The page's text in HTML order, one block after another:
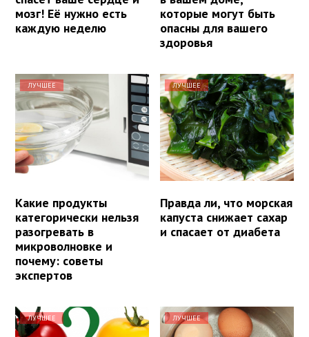
мозг! Её нужно есть
каждую неделю
которые могут быть
опасны для вашего
здоровья
ЛУЧШЕЕ
Какие продукты
категорически нельзя
разогревать в
микроволновке и
почему: советы
экспертов
ЛУЧШЕЕ
Правда ли, что морская
капуста снижает сахар
и спасает от диабета
ЛУЧШЕЕ ЛУЧШЕЕ